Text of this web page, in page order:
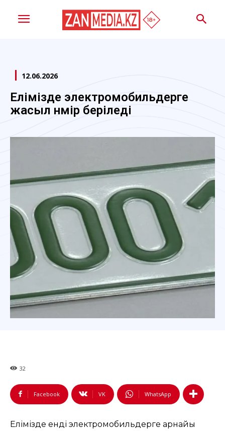
12.06.2026
Елімізде электромобильдерге
жасыл нөмір беріледі
32
Facebook VK WhatsApp
Елімізде енді электромобильдерге арнайы